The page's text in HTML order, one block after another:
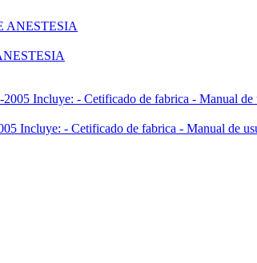
- Cetificado de fabrica - Manual de